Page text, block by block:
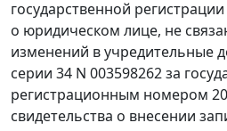
государственной
о юридическом лице, не
изменений в учредительные
серии 34 N 003598262 за
регистрационным номером
свидетельства о внесении